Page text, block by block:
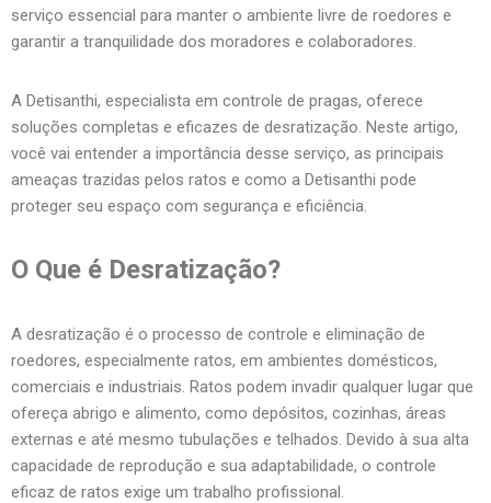
serviço essencial para manter o ambiente livre de roedores e
garantir a tranquilidade dos moradores e colaboradores.
A Detisanthi, especialista em controle de pragas, oferece
soluções completas e eficazes de desratização. Neste artigo,
você vai entender a importância desse serviço, as principais
ameaças trazidas pelos ratos e como a Detisanthi pode
proteger seu espaço com segurança e eficiência.
O Que é Desratização?
A desratização é o processo de controle e eliminação de
roedores, especialmente ratos, em ambientes domésticos,
comerciais e industriais. Ratos podem invadir qualquer lugar que
ofereça abrigo e alimento, como depósitos, cozinhas, áreas
externas e até mesmo tubulações e telhados. Devido à sua alta
capacidade de reprodução e sua adaptabilidade, o controle
eficaz de ratos exige um trabalho profissional.